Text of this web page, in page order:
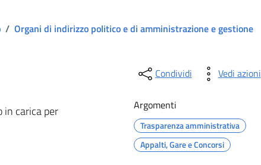
/ Organi di indirizzo politico e di amministrazione e gestione
carica per
Condividi Vedi azioni
Argomenti
Trasparenza amministrativa
Appalti, Gare e Concorsi